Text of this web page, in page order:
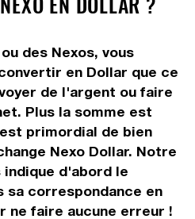
des Nexos, vous
en Dollar que ce
de l'argent ou faire
Plus la somme est
primordial de bien
Nexo Dollar. Notre
d'abord le
sa correspondance en
ne faire aucune erreur !